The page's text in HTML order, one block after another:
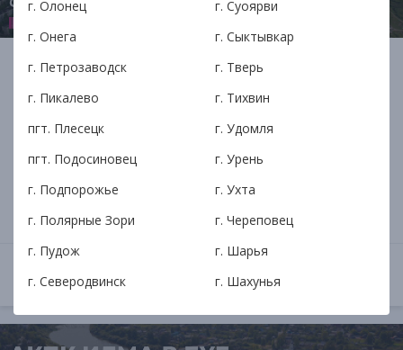
АКПК ИЛМА в Сегежа:
Финансовые решения рядом и
всегда
продукты АКПК ИЛМА в Сегежа. Надежность,
доверие и индивидуальный подход.
7 февраля в 15:01
г. Олонец
г. Онега
г. Петрозаводск
г. Пикалево
пгт. Плесецк
пгт. Подосиновец
г. Подпорожье
г. Полярные Зори
г. Пудож
г. Северодвинск
г. Суоярви
г. Сыктывкар
г. Тверь
г. Тихвин
г. Удомля
г. Урень
г. Ухта
г. Череповец
г. Шарья
г. Шахунья